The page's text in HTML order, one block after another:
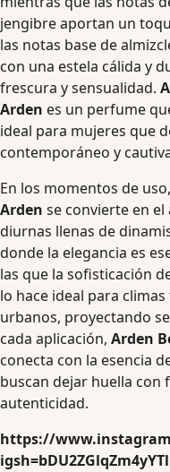
jengibre aportan un
las notas base de
con una estela cálida y
frescura y sensualidad.
Arden es un perfume
ideal para mujeres que
contemporáneo y
En los momentos de uso,
Arden se convierte en
diurnas llenas de
donde la elegancia es
las que la sofisticación
lo hace ideal para
urbanos, proyectando
cada aplicación, Arden
conecta con la esencia
buscan dejar huella con
autenticidad.
https://